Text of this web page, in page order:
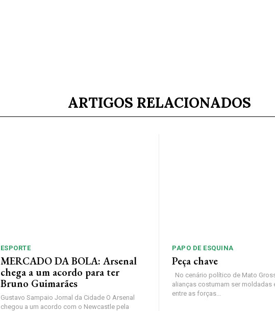
ARTIGOS RELACIONADOS
ESPORTE
MERCADO DA BOLA: Arsenal
chega a um acordo para ter
Bruno Guimarães
Gustavo Sampaio Jornal da Cidade O Arsenal
chegou a um acordo com o Newcastle pela
PAPO DE ESQUINA
Peça chave
No cenário político de Mato
alianças costumam ser moldadas
entre as forças...